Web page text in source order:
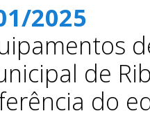
2025
de
do